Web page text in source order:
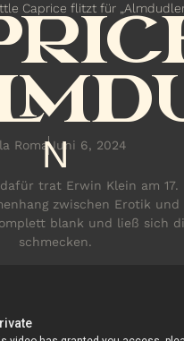
Caprice flitzt für
RomaJuni 6, 2024
N
trat Erwin Klein am
zwischen Erotik
blank und ließ sich
schmecken.